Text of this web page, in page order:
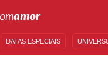
DATAS ESPECIAIS